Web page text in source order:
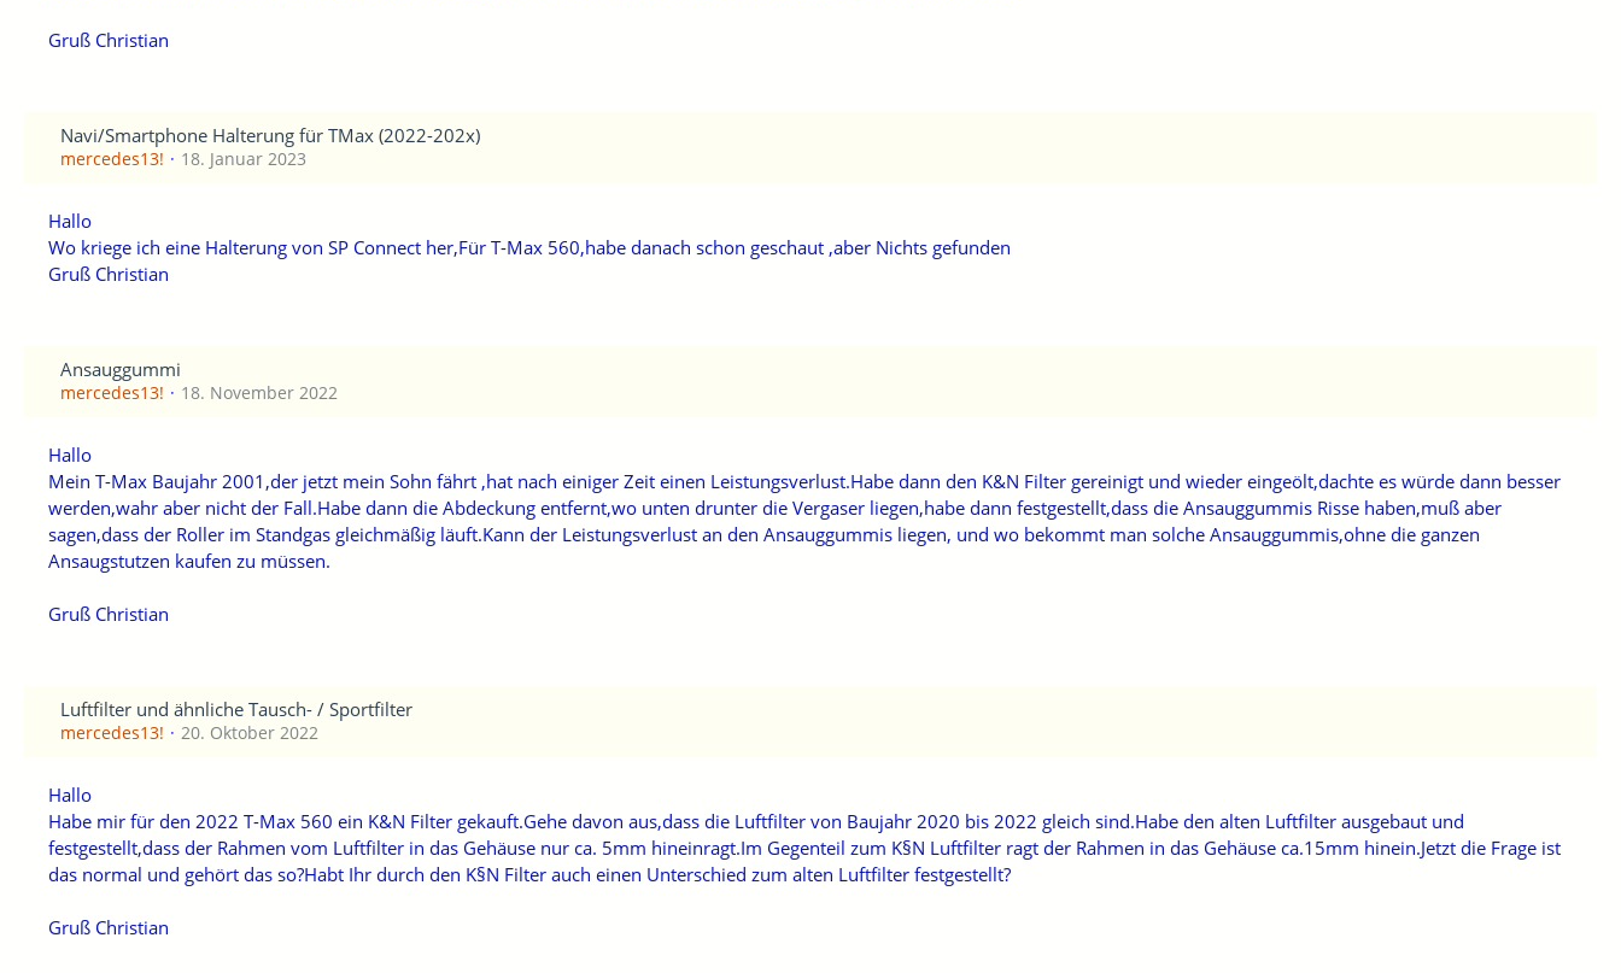
Gruß Christian
Navi/Smartphone Halterung für TMax (2022-202x)
mercedes13! 18. Januar 2023
Hallo
Wo kriege ich eine Halterung von SP Connect her,Für T-Max 560,habe danach schon geschaut ,aber Nichts gefunden
Gruß Christian
Ansauggummi
mercedes13! 18. November 2022
Hallo
Mein T-Max Baujahr 2001,der jetzt mein Sohn fährt ,hat nach einiger Zeit einen Leistungsverlust.Habe dann den K&N Filter gereinigt und wieder eingeölt,dachte es würde dann besser
werden,wahr aber nicht der Fall.Habe dann die Abdeckung entfernt,wo unten drunter die Vergaser liegen,habe dann festgestellt,dass die Ansauggummis Risse haben,muß aber
sagen,dass der Roller im Standgas gleichmäßig läuft.Kann der Leistungsverlust an den Ansauggummis liegen, und wo bekommt man solche Ansauggummis,ohne die ganzen
Ansaugstutzen kaufen zu müssen.
Gruß Christian
Luftfilter und ähnliche Tausch- / Sportfilter
mercedes13! 20. Oktober 2022
Hallo
Habe mir für den 2022 T-Max 560 ein K&N Filter gekauft.Gehe davon aus,dass die Luftfilter von Baujahr 2020 bis 2022 gleich sind.Habe den alten Luftfilter ausgebaut und
festgestellt,dass der Rahmen vom Luftfilter in das Gehäuse nur ca. 5mm hineinragt.Im Gegenteil zum K§N Luftfilter ragt der Rahmen in das Gehäuse ca.15mm hinein.Jetzt die Frage ist
das normal und gehört das so?Habt Ihr durch den K§N Filter auch einen Unterschied zum alten Luftfilter festgestellt?
Gruß Christian